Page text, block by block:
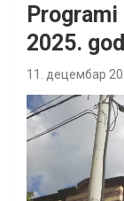
2025.
11. децембар